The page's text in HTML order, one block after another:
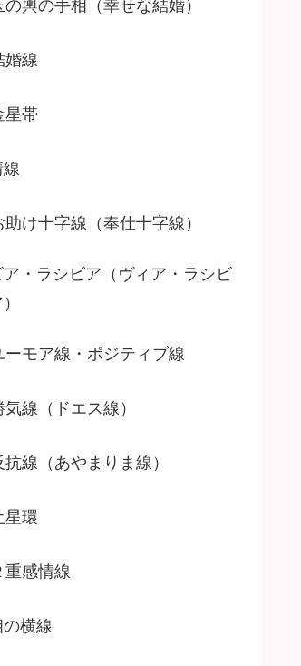
の輿の手相（幸せな結婚）
婚線
星帯
線
助け十字線（奉仕十字線）
ア・ラシビア（ヴィア・ラシビ
ーモア線・ポジティブ線
気線（ドエス線）
抗線（あやまりま線）
星環
重感情線
横線